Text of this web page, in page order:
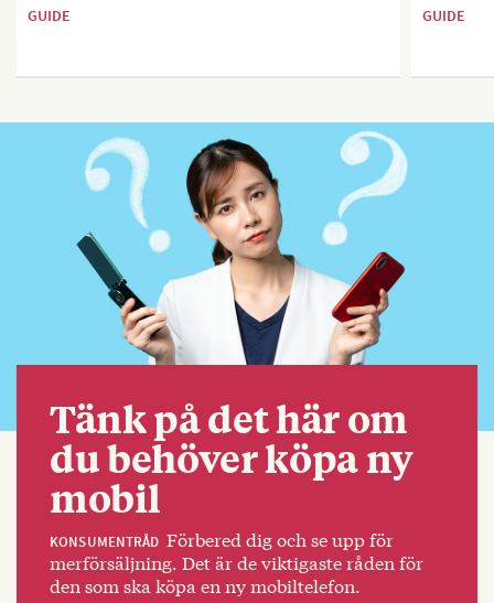
GUIDE GUIDE
Tänk på det här om
du behöver köpa ny
mobil
KONSUMENTRÅD Förbered dig och se upp för
merförsäljning. Det är de viktigaste råden för
den som ska köpa en ny mobiltelefon.